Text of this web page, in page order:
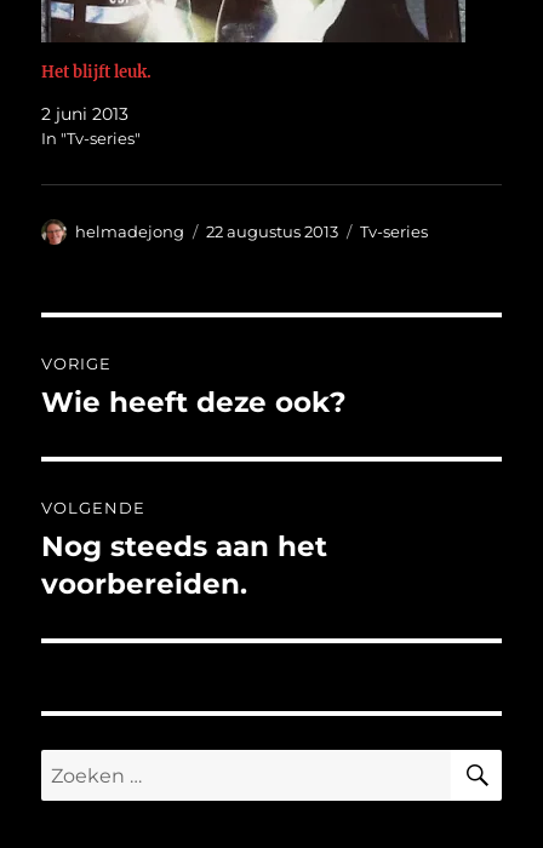
Het blijft leuk.
2 juni 2013
In "Tv-series"
Auteur
helmadejong
Geplaatst
22 augustus 2013 Categorieën
Tv-series
navigatie
VORIGE
Vorig
Wie heeft deze ook?
VOLGENDE
Volgend
bericht:
Nog steeds aan het
voorbereiden.
Zoeken
naar: